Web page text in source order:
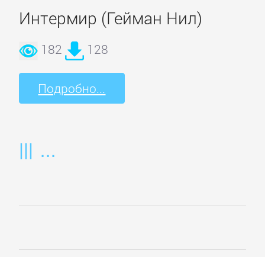
Интермир (Гейман Нил)
182 128
Подробно...